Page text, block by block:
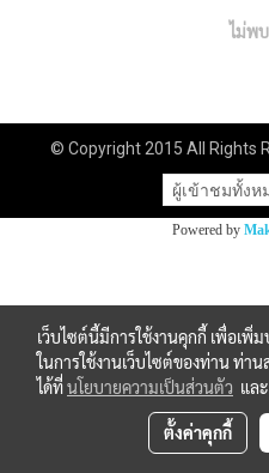
ไม่พ
© Copyright 2015 All Rights
ผู้เข้าชมทั้งห
Powered by
เว็บไซต์นี้มีการใช้งานคุกกี้ เพื่อเ
ในการใช้งานเว็บไซต์ของท่าน ท่า
ได้ที่นโยบายความเป็นส่วนตัว และ
ตั้งค่าคุกกี้